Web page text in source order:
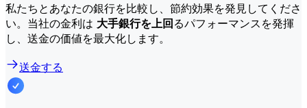
私たちとあなたの銀行を比較し、節約効果を発見してくださ
い。当社の金利は 大手銀行を上回るパフォーマンスを発揮
し、送金の価値を最大化します。
送金する